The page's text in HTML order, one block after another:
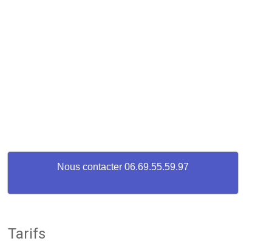
Nous contacter 06.69.55.59.97
Tarifs